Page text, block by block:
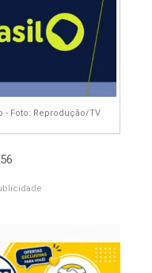
- Foto: Reprodução/TV